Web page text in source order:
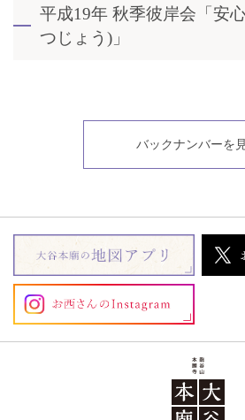
平成19年 秋季彼岸会「安
つじょう)」
バックナンバーを